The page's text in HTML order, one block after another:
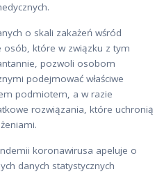
o skali zakażeń wśród
które w związku z tym
pozwoli osobom
podejmować właściwe
podmiotem, a w razie
rozwiązania, które uchronią
koronawirusa apeluje o
danych statystycznych